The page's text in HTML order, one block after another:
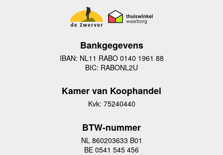
Bankgegevens
IBAN: NL11 RABO 0140 1961 88
BIC: RABONL2U
Kamer van Koophandel
Kvk: 75240440
BTW-nummer
NL 860203633 B01
BE 0541 545 456